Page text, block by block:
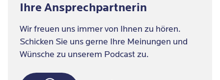
Ihre Ansprechpartnerin
Wir freuen uns immer von Ihnen zu hören.
Schicken Sie uns gerne Ihre Meinungen und
Wünsche zu unserem Podcast zu.